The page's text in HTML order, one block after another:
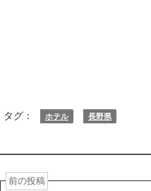
タグ： ホテル 長野県
前の投稿